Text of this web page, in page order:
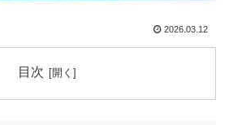
2026.03.12
目次